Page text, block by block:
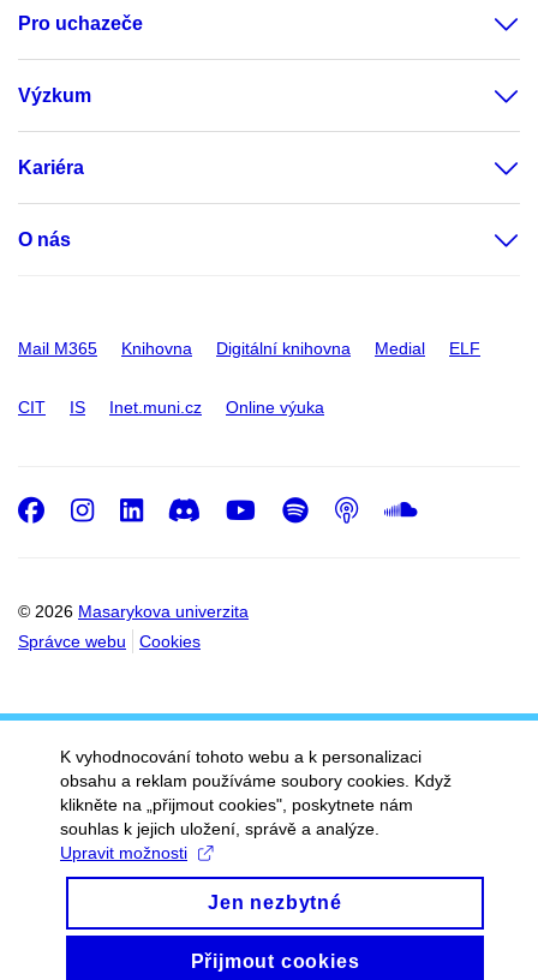
Pro uchazeče
Výzkum
Kariéra
O nás
Mail M365 Knihovna Digitální knihovna Medial ELF
CIT IS Inet.muni.cz Online výuka
© 2026 Masarykova univerzita
Správce webu
Cookies
Facebook
Instagram
LinkedIn
DiscordYoutube
Spotify
Podcast
K vyhodnocování tohoto webu a k personalizaci
obsahu a reklam používáme soubory cookies. Když
klikněte na „přijmout cookies", poskytnete nám
souhlas k jejich uložení, správě a analýze.
Upravit možnosti
Jen nezbytné
Přijmout cookies